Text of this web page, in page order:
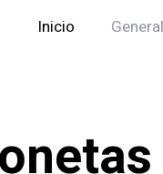
Inicio General